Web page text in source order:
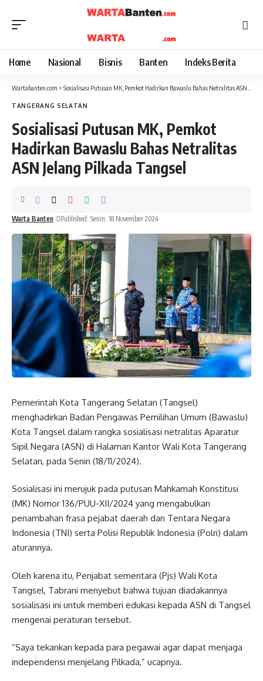
Home Nasional Bisnis Banten Indeks Berita
Wartabanten.com > Sosialisasi Putusan MK, Pemkot Hadirkan Bawaslu Bahas Netralitas ASN Jelang Pilkada Tangsel
TANGERANG SELATAN
Sosialisasi Putusan MK, Pemkot
Hadirkan Bawaslu Bahas Netralitas
ASN Jelang Pilkada Tangsel
Warta Banten Published: Senin, 18 November 2024
Pemerintah Kota Tangerang Selatan (Tangsel)
menghadirkan Badan Pengawas Pemilihan Umum (Bawaslu)
Kota Tangsel dalam rangka sosialisasi netralitas Aparatur
Sipil Negara (ASN) di Halaman Kantor Wali Kota Tangerang
Selatan, pada Senin (18/11/2024).
Sosialisasi ini merujuk pada putusan Mahkamah Konstitusi
(MK) Nomor 136/PUU-XII/2024 yang mengabulkan
penambahan frasa pejabat daerah dan Tentara Negara
Indonesia (TNI) serta Polisi Republik Indonesia (Polri) dalam
aturannya.
Oleh karena itu, Penjabat sementara (Pjs) Wali Kota
Tangsel, Tabrani menyebut bahwa tujuan diadakannya
sosialisasi ini untuk memberi edukasi kepada ASN di Tangsel
mengenai peraturan tersebut.
“Saya tekankan kepada para pegawai agar dapat menjaga
independensi menjelang Pilkada,” ucapnya.